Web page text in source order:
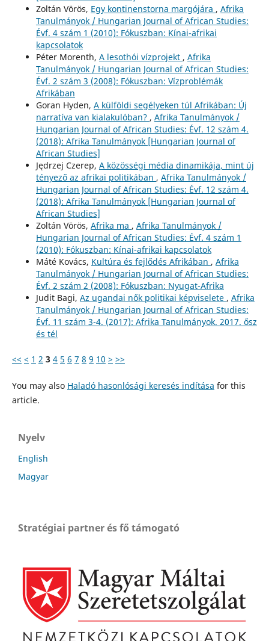
Zoltán Vörös, Egy kontinenstorna margójára , Afrika
Tanulmányok / Hungarian Journal of African Studies:
Évf. 4 szám 1 (2010): Fókuszban: Kínai-afrikai
kapcsolatok
Péter Morenth, A lesothói vízprojekt , Afrika
Tanulmányok / Hungarian Journal of African Studies:
Évf. 2 szám 3 (2008): Fókuszban: Vízproblémák
Afrikában
Goran Hyden, A külföldi segélyeken túl Afrikában: Új
narratíva van kialakulóban? , Afrika Tanulmányok /
Hungarian Journal of African Studies: Évf. 12 szám 4.
(2018): Afrika Tanulmányok [Hungarian Journal of
African Studies]
Jędrzej Czerep, A közösségi média dinamikája, mint új
tényező az afrikai politikában , Afrika Tanulmányok /
Hungarian Journal of African Studies: Évf. 12 szám 4.
(2018): Afrika Tanulmányok [Hungarian Journal of
African Studies]
Zoltán Vörös, Afrika ma , Afrika Tanulmányok /
Hungarian Journal of African Studies: Évf. 4 szám 1
(2010): Fókuszban: Kínai-afrikai kapcsolatok
Máté Kovács, Kultúra és fejlődés Afrikában , Afrika
Tanulmányok / Hungarian Journal of African Studies:
Évf. 2 szám 2 (2008): Fókuszban: Nyugat-Afrika
Judit Bagi, Az ugandai nők politikai képviselete , Afrika
Tanulmányok / Hungarian Journal of African Studies:
Évf. 11 szám 3-4. (2017): Afrika Tanulmányok. 2017. ősz
és tél
<< < 1 2 3 4 5 6 7 8 9 10 > >>
You may also Haladó hasonlósági keresés indítása for this
article.
Nyelv
English
Magyar
Stratégiai partner és fő támogató